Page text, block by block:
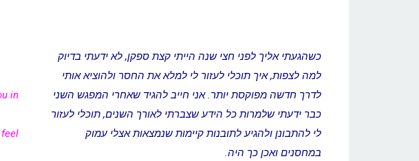
כשהגעתי אליך לפני חצי שנה הייתי קצת ספקן, לא ידעתי בדיוק
למה לצפות, איך תוכלי לעזור לי למלא את החסר ולהוציא אותי
לדרך חדשה מפוקסת יותר. אני חייב להגיד שאחרי המפגש השני
כבר ידעתי שלמרות כל הידע שצברתי לאורך השנים, תוכלי לעזור
לי להתבונן ולהגיע לתובנות קיימות שנמצאות אצלי עמוק
במחסנים ואכן כך היה.
in